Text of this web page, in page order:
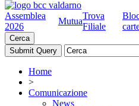
Assemblea
2026
Mutua
Trova
Filiale
Cerca
Home
>
Comunicazione
News